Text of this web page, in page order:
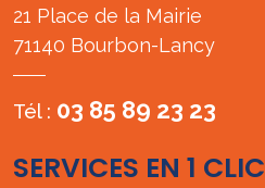
21 Place de la Mairie
71140 Bourbon-Lancy
Tél : 03 85 89 23 23
SERVICES EN 1 CLIC